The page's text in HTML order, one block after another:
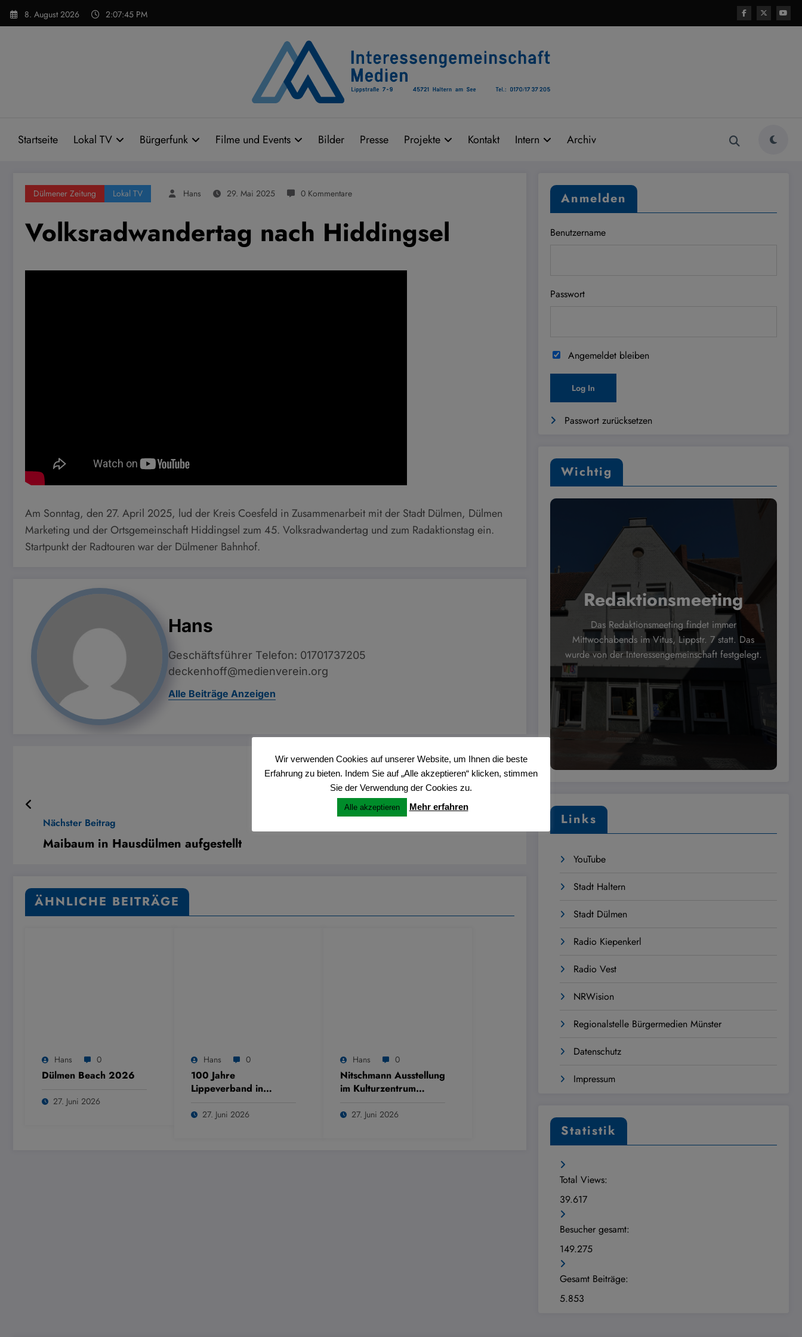
Zum
Inhalt
8. August 2026 2:07:46 PM
Startseite Lokal TV Bürgerfunk Filme und Events Bilder Presse Projekte Kontakt Intern Archiv
Dülmener Zeitung Lokal TV Hans 29. Mai 2025 0 Kommentare
Volksradwandertag nach Hiddingsel
Am Sonntag, den 27. April 2025, lud der Kreis Coesfeld in Zusammenarbeit mit der Stadt Dülmen, Dülmen
Marketing und der Ortsgemeinschaft Hiddingsel zum 45. Volksradwandertag und zum Radaktionstag ein.
Startpunkt der Radtouren war der Dülmener Bahnhof.
Hans
Geschäftsführer Telefon: 01701737205
deckenhoff@medienverein.org
Alle Beiträge Anzeigen
Vorheriger Beitrag
Jungpflanzenmarkt Karthaus
Nächster Beitrag
Maibaum in Hausdülmen aufgestellt
ÄHNLICHE BEITRÄGE
Hans 0
Dülmen Beach 2026
27. Juni 2026
Hans 0
100 Jahre
Lippeverband in
27. Juni 2026
Hans 0
Nitschmann Ausstellung
im Kulturzentrum
27. Juni 2026
Anmelden
Benutzername
Passwort
Angemeldet bleiben
Passwort zurücksetzen
Wichtig
Redaktionsmeeting
Das Redaktionsmeeting findet immer
Mittwochabends im Vitus, Lippstr. 7 statt. Das
wurde von der Interessengemeinschaft festgelegt.
Links
YouTube
Stadt Haltern
Stadt Dülmen
Radio Kiepenkerl
Radio Vest
NRWision
Regionalstelle Bürgermedien Münster
Datenschutz
Impressum
Statistik
Total Views:
39.617
Besucher gesamt:
149.275
Gesamt Beiträge:
5.853
Wir verwenden Cookies auf unserer Website, um Ihnen die beste
Erfahrung zu bieten. Indem Sie auf „Alle akzeptieren“ klicken, stimmen
Sie der Verwendung der Cookies zu.
Alle akzeptieren Mehr erfahren